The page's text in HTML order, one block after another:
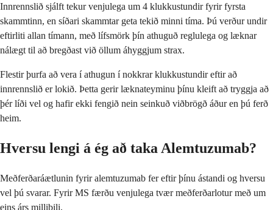
Innrennslið sjálft tekur venjulega um 4 klukkustundir fyrir fyrsta
skammtinn, en síðari skammtar geta tekið minni tíma. Þú verður undir
eftirliti allan tímann, með lífsmörk þín athuguð reglulega og læknar
nálægt til að bregðast við öllum áhyggjum strax.
Flestir þurfa að vera í athugun í nokkrar klukkustundir eftir að
innrennslið er lokið. Þetta gerir læknateyminu þínu kleift að tryggja að
þér líði vel og hafir ekki fengið nein seinkuð viðbrögð áður en þú ferð
heim.
Hversu lengi á ég að taka Alemtuzumab?
Meðferðaráætlunin fyrir alemtuzumab fer eftir þínu ástandi og hversu
vel þú svarar. Fyrir MS færðu venjulega tvær meðferðarlotur með um
eins árs millibili.